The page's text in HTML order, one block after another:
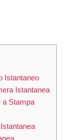
Istantaneo
Istantanea
a Stampa